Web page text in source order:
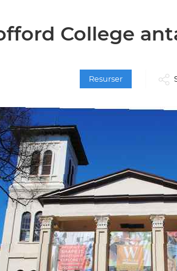
College
Resurser